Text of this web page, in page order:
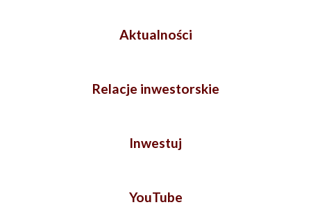
Aktualności
Relacje inwestorskie
Inwestuj
YouTube